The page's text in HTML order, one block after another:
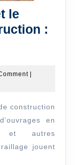
le
:
en
construction
en
et autres
jouent